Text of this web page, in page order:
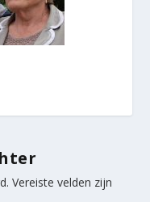
Vereiste velden zijn